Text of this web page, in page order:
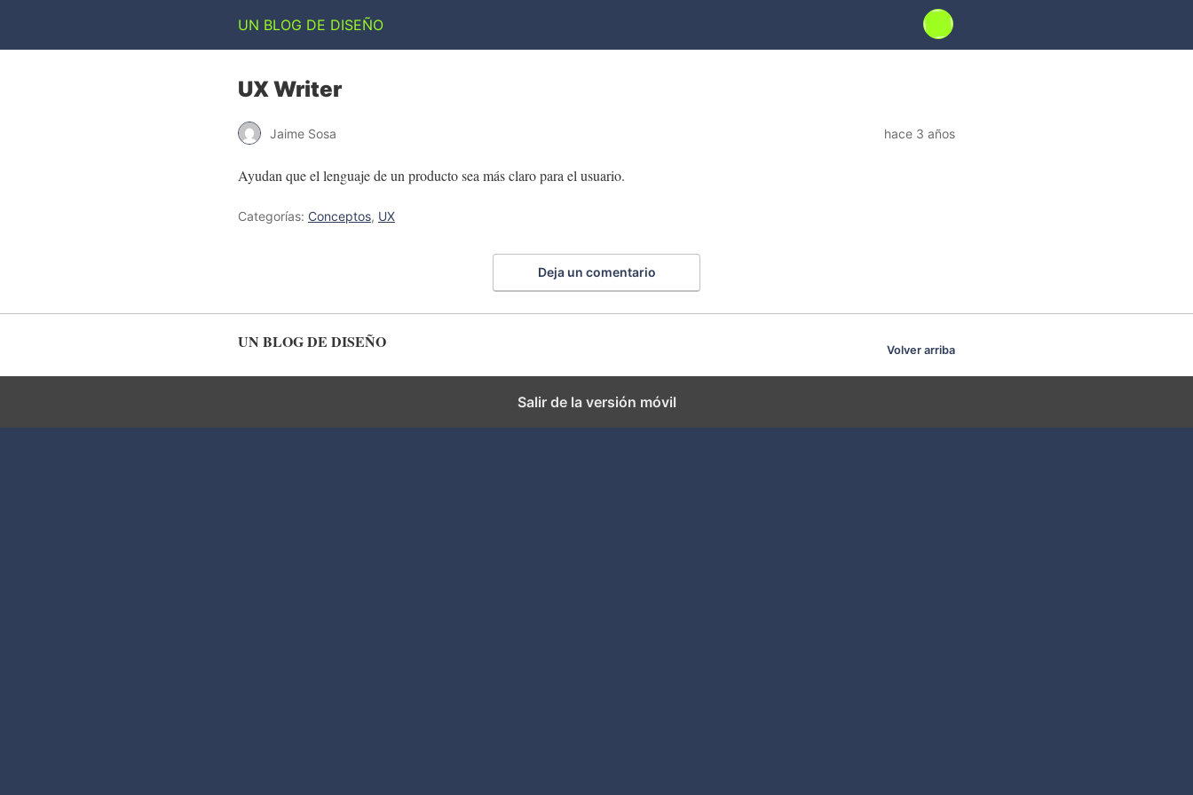
UN BLOG DE DISEÑO
UX Writer
Jaime Sosa hace 3 años
Ayudan que el lenguaje de un producto sea más claro para el usuario.
Categorías: Conceptos, UX
Deja un comentario
UN BLOG DE DISEÑO Volver arriba
Salir de la versión móvil